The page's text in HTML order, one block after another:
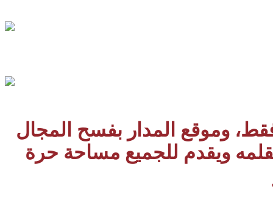
وموقع المدار بفسح المجال
ويقدم للجميع مساحة حرة